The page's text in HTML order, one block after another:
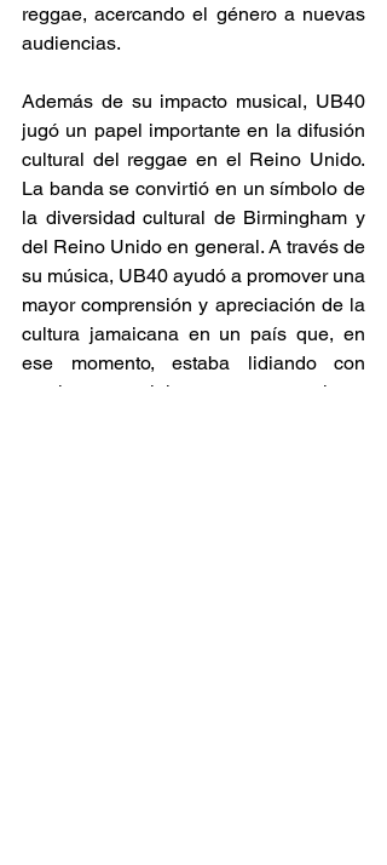
reggae, acercando el género a nuevas
audiencias.
Además de su impacto musical, UB40
jugó un papel importante en la difusión
cultural del reggae en el Reino Unido.
La banda se convirtió en un símbolo de
la diversidad cultural de Birmingham y
del Reino Unido en general. A través de
su música, UB40 ayudó a promover una
mayor comprensión y apreciación de la
cultura jamaicana en un país que, en
ese momento, estaba lidiando con
tensiones raciales y una creciente